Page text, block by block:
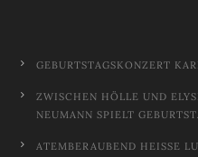
GEBURTSTAGSKONZERT
ZWISCHEN HÖLLE UND
NEUMANN SPIELT
ATEMBERAUBEND HEISSE